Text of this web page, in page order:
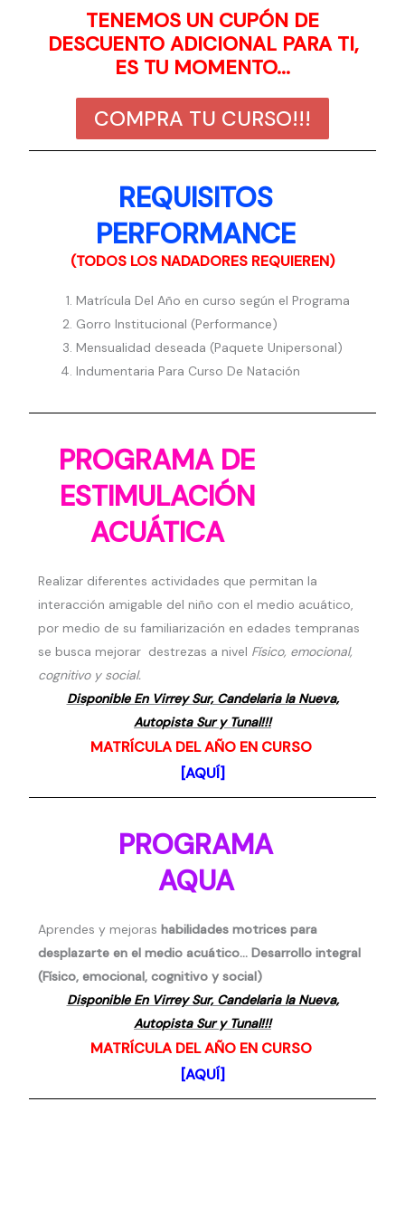
TENEMOS UN CUPÓN DE
DESCUENTO ADICIONAL PARA TI,
ES TU MOMENTO...
COMPRA TU CURSO!!!
REQUISITOS
PERFORMANCE
(TODOS LOS NADADORES REQUIEREN)
Matrícula Del Año en curso según el Programa
Gorro Institucional (Performance)
Mensualidad deseada (Paquete Unipersonal)
Indumentaria Para Curso De Natación
PROGRAMA DE
ESTIMULACIÓN
ACUÁTICA
Realizar diferentes actividades que permitan la
interacción amigable del niño con el medio acuático,
por medio de su familiarización en edades tempranas
se busca mejorar destrezas a nivel Físico, emocional,
cognitivo y social.
Disponible En Virrey Sur, Candelaria la Nueva,
Autopista Sur y Tunal!!!
MATRÍCULA DEL AÑO EN CURSO
[AQUÍ]
PROGRAMA
AQUA
Aprendes y mejoras habilidades motrices para
desplazarte en el medio acuático… Desarrollo integral
(Físico, emocional, cognitivo y social)
Disponible En Virrey Sur, Candelaria la Nueva,
Autopista Sur y Tunal!!!
MATRÍCULA DEL AÑO EN CURSO
[AQUÍ]